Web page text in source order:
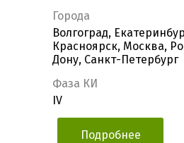
Города
Волгоград,
Красноярск, Москва,
Дону, Санкт-Петербург
Фаза КИ
IV
Подробнее